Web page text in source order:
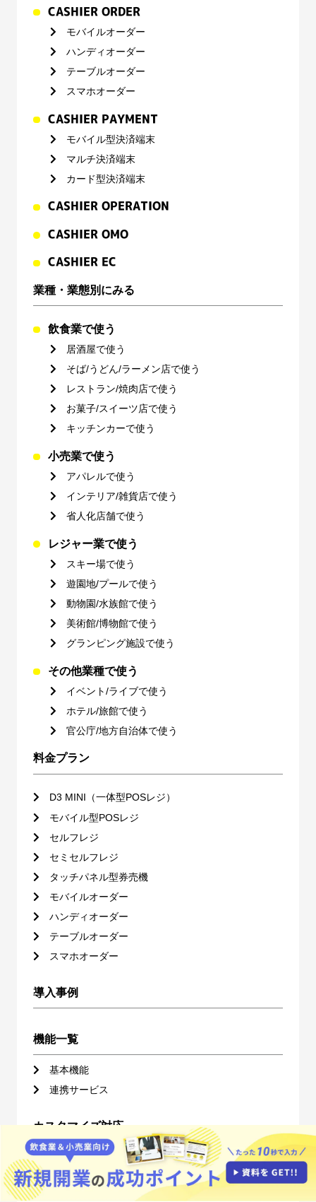
CASHIER ORDER
モバイルオーダー
ハンディオーダー
テーブルオーダー
スマホオーダー
CASHIER PAYMENT
モバイル型決済端末
マルチ決済端末
カード型決済端末
CASHIER OPERATION
CASHIER OMO
CASHIER EC
業種・業態別にみる
飲食業で使う
居酒屋で使う
そば/うどん/ラーメン店で使う
レストラン/焼肉店で使う
お菓子/スイーツ店で使う
キッチンカーで使う
小売業で使う
アパレルで使う
インテリア/雑貨店で使う
省人化店舗で使う
レジャー業で使う
スキー場で使う
遊園地/プールで使う
動物園/水族館で使う
美術館/博物館で使う
グランピング施設で使う
その他業種で使う
イベント/ライブで使う
ホテル/旅館で使う
官公庁/地方自治体で使う
料金プラン
D3 MINI（一体型POSレジ）
モバイル型POSレジ
セルフレジ
セミセルフレジ
タッチパネル型券売機
モバイルオーダー
ハンディオーダー
テーブルオーダー
スマホオーダー
導入事例
機能一覧
基本機能
連携サービス
カスタマイズ対応
ハードウェア一覧